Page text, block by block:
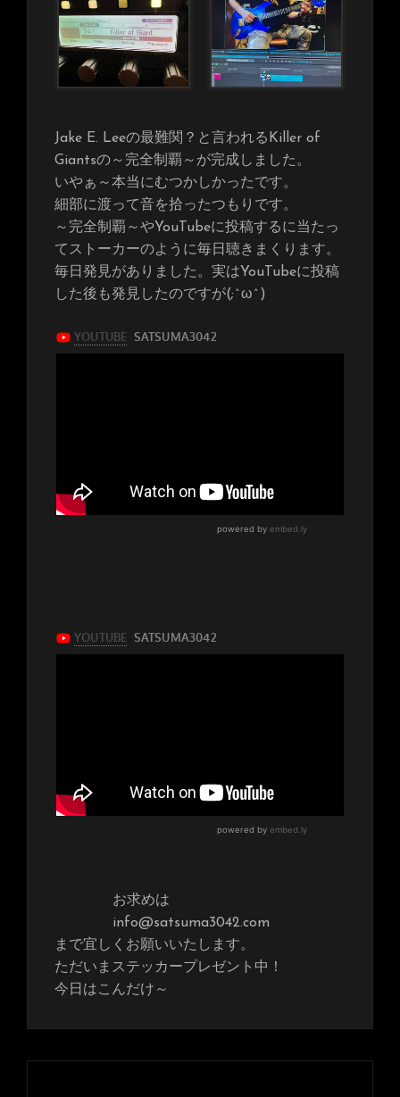
Jake E. Leeの最難関？と言われるKiller of
Giantsの～完全制覇～が完成しました。
いやぁ～本当にむつかしかったです。
細部に渡って音を拾ったつもりです。
～完全制覇～やYouTubeに投稿するに当たっ
てストーカーのように毎日聴きまくります。
毎日発見がありました。実はYouTubeに投稿
した後も発見したのですが(;^ω^)
お求めは
info@satsuma3042.com
まで宜しくお願いいたします。
ただいまステッカープレゼント中！
今日はこんだけ～